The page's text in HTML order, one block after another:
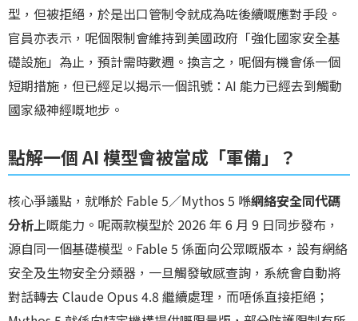
型，但被拒絕，於是出口管制令就成為咗後續嘅應對手段。
官員亦表示，呢個限制會維持到美國政府「強化國家安全基
礎設施」為止，預計需時數週。換言之，呢個有機會係一個
短期措施，但已經足以揭示一個訊號：AI 能力已經去到觸動
國家級神經嘅地步。
點解一個 AI 模型會被當成「軍備」？
核心爭議點，就喺於 Fable 5／Mythos 5 喺網絡安全同代碼
分析上嘅能力。呢兩款模型於 2026 年 6 月 9 日同步發布，
源自同一個基礎模型。Fable 5 係面向公眾嘅版本，設有網絡
安全及生物安全分類器，一旦觸發敏感查詢，系統會自動將
對話轉去 Claude Opus 4.8 繼續處理，而唔係直接拒絕；